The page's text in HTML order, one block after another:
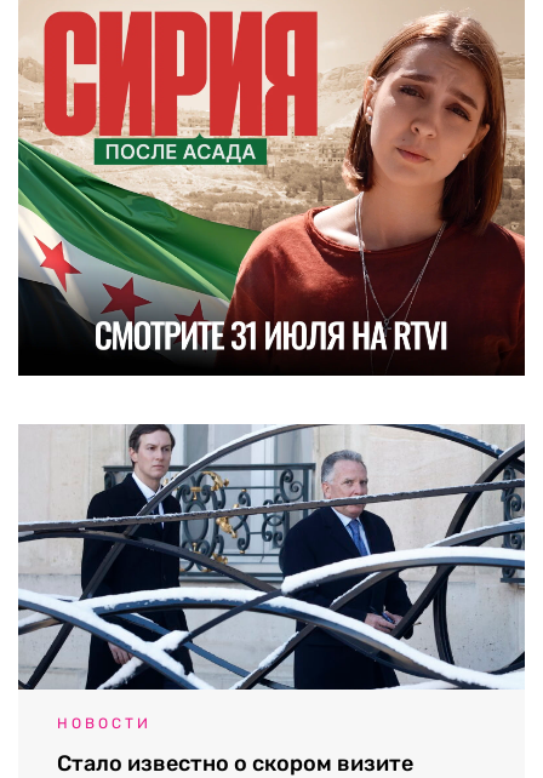
НОВОСТИ
Стало известно о скором визите